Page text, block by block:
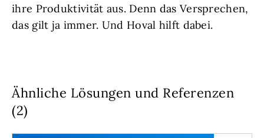
ihre Produktivität aus. Denn das Versprechen,
das gilt ja immer. Und Hoval hilft dabei.
Ähnliche Lösungen und Referenzen
(2)